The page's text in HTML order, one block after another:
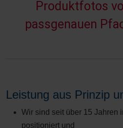
Prod u ktfotos vo
passgenauen Pfa
Leistung aus Prinzip
Wir sind seit über 15 Jahren
positioniert und